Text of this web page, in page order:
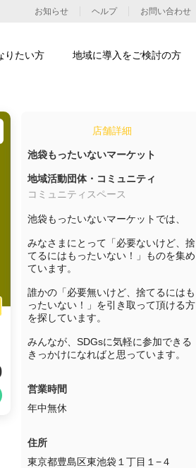
店舗詳細
池袋もったいないマーケット
地域活動団体・コミュニティ
コミュニティスペース
池袋もったいないマーケットでは、
みなさまにとって「必要ないけど、捨
てるにはもったいない！」ものを集め
ています。
誰かの「必要無いけど、捨てるにはも
ったいない！」を引き取って頂ける方
を探しています。
みんなが、SDGsに気軽に参加できる
きっかけになればと思っています。
営業時間
年中無休
住所
東京都豊島区東池袋１丁目１−４
お知らせ ヘルプ お問い合わせ
りたい方 地域に導入をご検討の方